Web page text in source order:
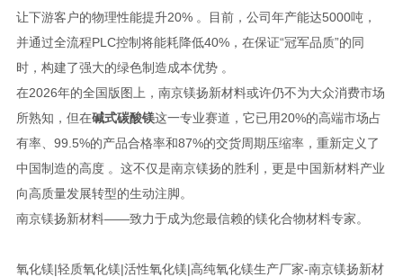
让下游客户的物理性能提升20% 。目前，公司年产能达5000吨，
并通过全流程PLC控制将能耗降低40%，在保证“冠军品质”的同
时，构建了强大的绿色制造成本优势 。
在2026年的全国版图上，南京镁扬新材料或许仍不为大众消费市场
所熟知，但在碱式碳酸镁这一专业赛道，它已用20%的高端市场占
有率、99.5%的产品合格率和87%的交货周期压缩率，重新定义了
中国制造的高度 。这不仅是南京镁扬的胜利，更是中国新材料产业
向高质量发展转型的生动注脚。
南京镁扬新材料——致力于成为您最信赖的镁化合物材料专家。
氧化镁|轻质氧化镁|活性氧化镁|高纯氧化镁生产厂家-南京镁扬新材